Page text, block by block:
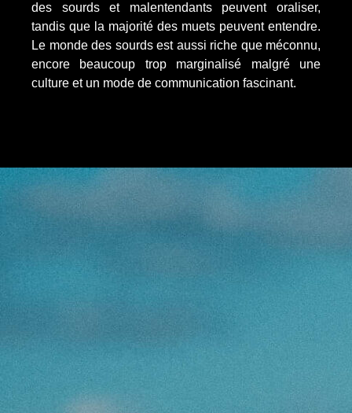
des sourds et malentendants peuvent oraliser,
tandis que la majorité des muets peuvent entendre.
Le monde des sourds est aussi riche que méconnu,
encore beaucoup trop marginalisé malgré une
culture et un mode de communication fascinant.